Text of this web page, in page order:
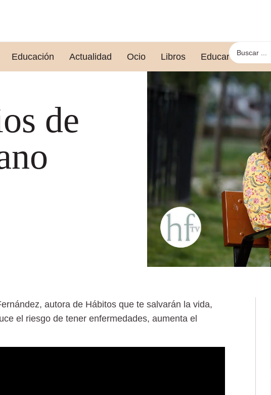
Educación Actualidad Ocio Libros Educar leyendo
de
autora de Hábitos que te salvarán la vida,
el riesgo de tener enfermedades, aumenta el